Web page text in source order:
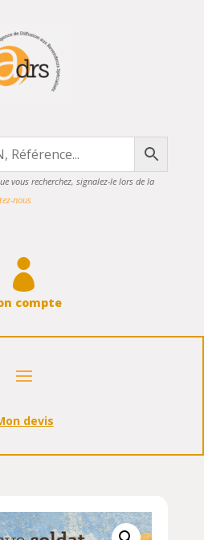
vous recherchez, signalez-le lors de la
nous

compte
devis